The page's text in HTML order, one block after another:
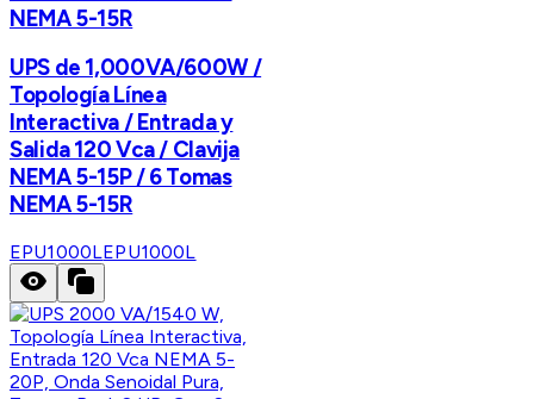
NEMA 5-15R
UPS de 1,000VA/600W /
Topología Línea
Interactiva / Entrada y
Salida 120 Vca / Clavija
NEMA 5-15P / 6 Tomas
NEMA 5-15R
EPU1000LEPU1000L